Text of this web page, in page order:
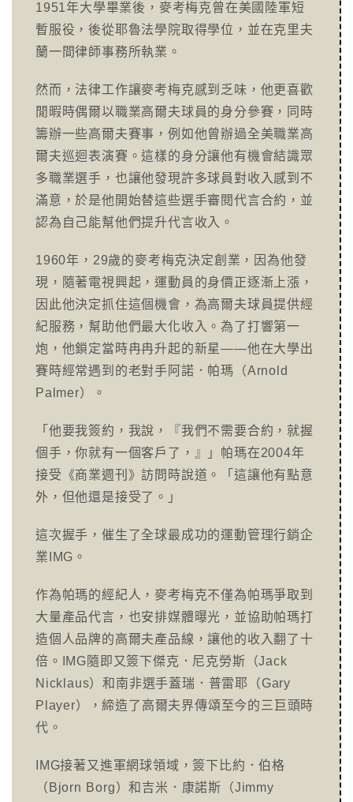
1951年大學畢業後，麥考梅克曾在美國陸軍短
暫服役，後從耶魯法學院取得學位，並在克里夫
蘭一間律師事務所執業。
然而，法律工作讓麥考梅克感到乏味，他更喜歡
閒暇時偶爾以職業高爾夫球員的身分參賽，同時
籌辦一些高爾夫賽事，例如他曾辦過全美職業高
爾夫巡迴表演賽。這樣的身分讓他有機會結識眾
多職業選手，也讓他發現許多球員對收入感到不
滿意，於是他開始替這些選手審閱代言合約，並
認為自己能幫他們提升代言收入。
1960年，29歲的麥考梅克決定創業，因為他發
現，隨著電視興起，運動員的身價正逐漸上漲，
因此他決定抓住這個機會，為高爾夫球員提供經
紀服務，幫助他們最大化收入。為了打響第一
炮，他鎖定當時冉冉升起的新星——他在大學出
賽時經常遇到的老對手阿諾．帕瑪（Arnold
Palmer）。
「他要我簽約，我說，『我們不需要合約，就握
個手，你就有一個客戶了，』」帕瑪在2004年
接受《商業週刊》訪問時說道。「這讓他有點意
外，但他還是接受了。」
這次握手，催生了全球最成功的運動管理行銷企
業IMG。
作為帕瑪的經紀人，麥考梅克不僅為帕瑪爭取到
大量產品代言，也安排媒體曝光，並協助帕瑪打
造個人品牌的高爾夫產品線，讓他的收入翻了十
倍。IMG隨即又簽下傑克．尼克勞斯（Jack
Nicklaus）和南非選手蓋瑞．普雷耶（Gary
Player），締造了高爾夫界傳頌至今的三巨頭時
代。
IMG接著又進軍網球領域，簽下比約．伯格
（Bjorn Borg）和吉米．康諾斯（Jimmy